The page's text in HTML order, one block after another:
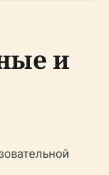
и